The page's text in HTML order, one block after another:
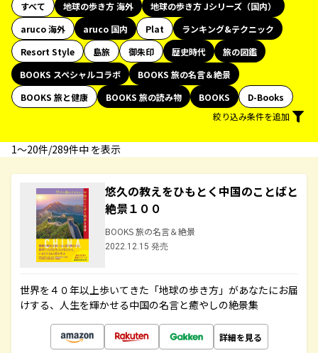
すべて 地球の歩き方 海外
地球の歩き方 Jシリーズ（国内）
aruco 海外
aruco 国内 Plat
ランキング&テクニック
Resort Style
島旅 御朱印 歴史時代
旅の図鑑
BOOKS スペシャルコラボ
BOOKS 旅の名言＆絶景
BOOKS 旅と健康
BOOKS 旅の読み物 BOOKS
D-Books
絞り込み条件を追加
1〜20件/289件中 を表示
悠久の教えをひもとく中国のことばと
絶景１００
BOOKS 旅の名言＆絶景
2022.12.15 発売
世界を４０年以上歩いてきた「地球の歩き方」があなたにお届
けする、人生を輝かせる中国の名言と癒やしの絶景集
詳細を見る